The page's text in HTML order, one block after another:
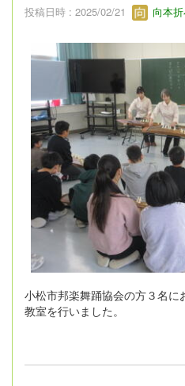
投稿日時 : 2025/02/21 向本
小松市邦楽舞踊協会の方３名
教室を行いました。